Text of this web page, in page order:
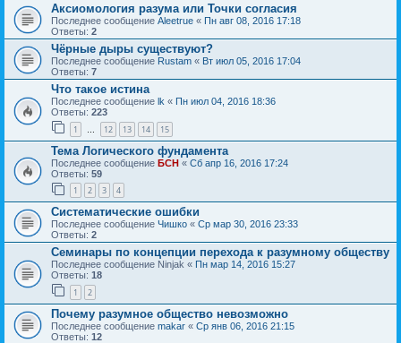
Аксиомология разума или Точки согласия
Последнее сообщение Aleetrue « Пн авг 08, 2016 17:18
Ответы: 2
Чёрные дыры существуют?
Последнее сообщение Rustam « Вт июл 05, 2016 17:04
Ответы: 7
Что такое истина
Последнее сообщение lk « Пн июл 04, 2016 18:36
Ответы: 223
1 … 12 13 14 15
Тема Логического фундамента
Последнее сообщение БСН « Сб апр 16, 2016 17:24
Ответы: 59
1 2 3 4
Систематические ошибки
Последнее сообщение Чишко « Ср мар 30, 2016 23:33
Ответы: 2
Семинары по концепции перехода к разумному обществу
Последнее сообщение Ninjak « Пн мар 14, 2016 15:27
Ответы: 18
1 2
Почему разумное общество невозможно
Последнее сообщение makar « Ср янв 06, 2016 21:15
Ответы: 12